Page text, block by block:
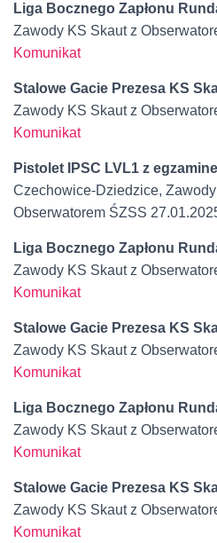
Liga Bocznego Zapłonu
Zawody KS Skaut z
Komunikat
Stalowe Gacie Prezesa KS
Zawody KS Skaut z
Komunikat
Pistolet IPSC LVL1 z
Czechowice-Dziedzice,
Obserwatorem ŚZSS
Liga Bocznego Zapłonu
Zawody KS Skaut z
Komunikat
Stalowe Gacie Prezesa KS
Zawody KS Skaut z
Komunikat
Liga Bocznego Zapłonu
Zawody KS Skaut z
Komunikat
Stalowe Gacie Prezesa KS
Zawody KS Skaut z
Komunikat